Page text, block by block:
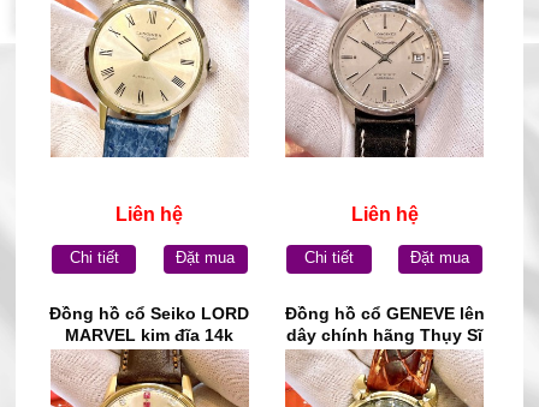
Liên hệ
Chi tiết Đặt mua
Liên hệ
Chi tiết Đặt mua
Đồng hồ cổ Seiko LORD
MARVEL kim đĩa 14k
goldfilled chính hãng Nhật
Bản
Đồng hồ cổ GENEVE lên
dây chính hãng Thụy Sĩ